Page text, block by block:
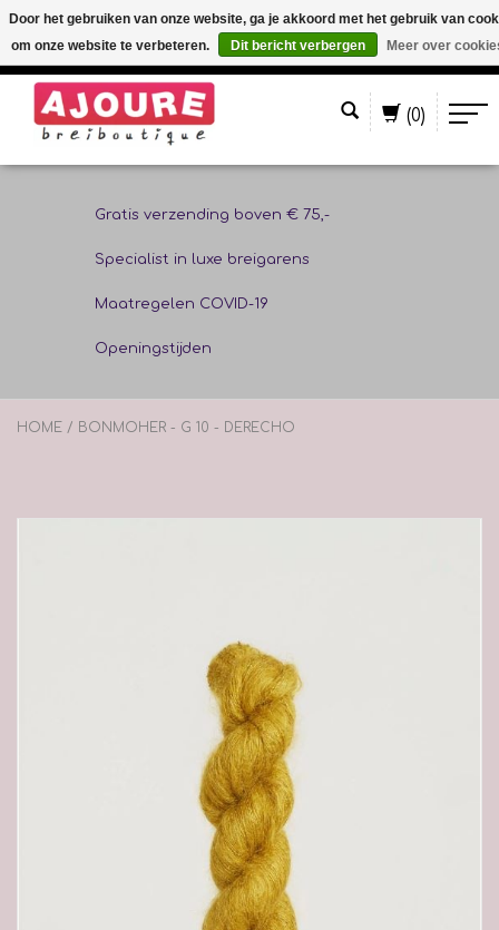
(0)
Gratis verzending boven € 75,-
Specialist in luxe breigarens
Maatregelen COVID-19
Openingstijden
HOME / BONMOHER - G 10 - DERECHO
Door het gebruiken van onze website, ga je akkoord met het gebruik van
om onze website te verbeteren.
Dit bericht verbergen Meer over